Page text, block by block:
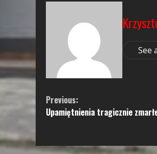
See
Continue
Reading
Previous:
Upamiętnienia tragicznie